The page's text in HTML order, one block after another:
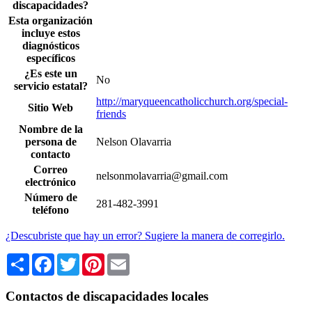
discapacidades?
Esta organización
incluye estos
diagnósticos
específicos
¿Es este un
servicio estatal?
No
Sitio Web
http://maryqueencatholicchurch.org/special-
friends
Nombre de la
persona de
contacto
Nelson Olavarria
Correo
electrónico
nelsonmolavarria@gmail.com
Número de
teléfono
281-482-3991
¿Descubriste que hay un error? Sugiere la manera de corregirlo.
Share Facebook
TwitterPinterest
Contactos de discapacidades locales